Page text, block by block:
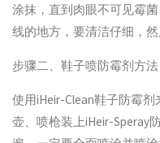
涂抹，直到肉眼不可见霉
线的地方，要清洁仔细，然
步骤二、鞋子喷防霉剂方法
使用iHeir-Clean鞋子防霉
壶、喷枪装上iHeir-Speray